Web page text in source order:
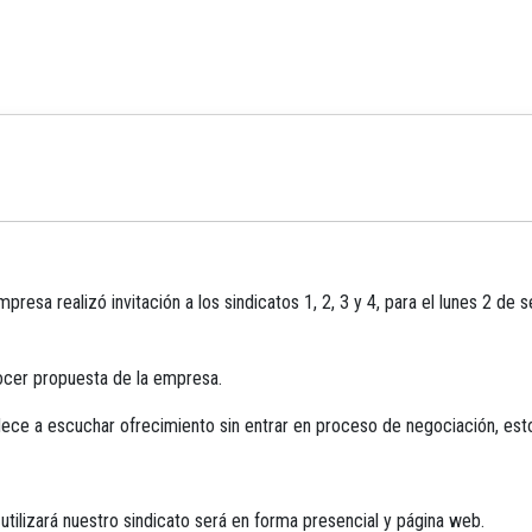
realizó invitación a los sindicatos 1, 2, 3 y 4, para el lunes 2
propuesta de la empresa.
a escuchar ofrecimiento sin entrar en proceso de negociación,
nuestro sindicato será en forma presencial y página web.